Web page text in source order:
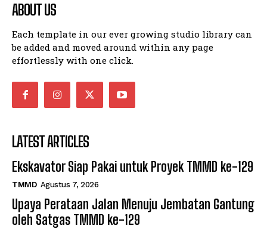
ABOUT US
Each template in our ever growing studio library can
be added and moved around within any page
effortlessly with one click.
LATEST ARTICLES
Ekskavator Siap Pakai untuk Proyek TMMD ke-129
TMMD Agustus 7, 2026
Upaya Perataan Jalan Menuju Jembatan Gantung
oleh Satgas TMMD ke-129